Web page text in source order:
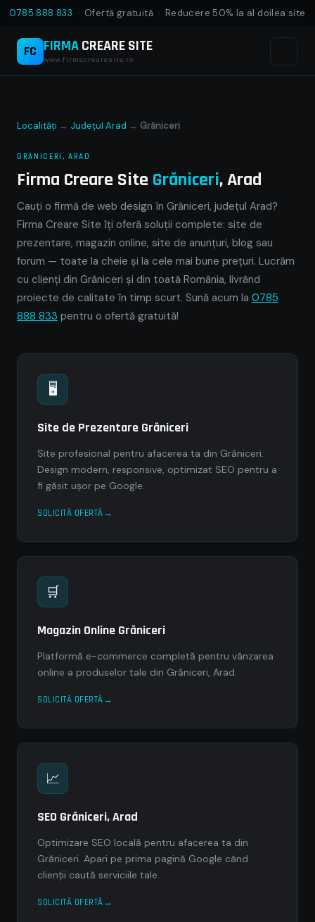
0785 888 833 · Ofertă gratuită · Reducere 50% la al doilea site
FC FIRMACREARE SITE
www.firmacrearesite.ro
Localități → Județul Arad → Grăniceri
GRĂNICERI, ARAD
Firma Creare Site Grăniceri, Arad
Cauți o firmă de web design în Grăniceri, județul Arad?
Firma Creare Site îți oferă soluții complete: site de
prezentare, magazin online, site de anunțuri, blog sau
forum — toate la cheie și la cele mai bune prețuri. Lucrăm
cu clienți din Grăniceri și din toată România, livrând
proiecte de calitate în timp scurt. Sună acum la 0785
888 833 pentru o ofertă gratuită!
🖥
Site de Prezentare Grăniceri
Site profesional pentru afacerea ta din Grăniceri.
Design modern, responsive, optimizat SEO pentru a
fi găsit ușor pe Google.
SOLICITĂ OFERTĂ
🛒
Magazin Online Grăniceri
Platformă e-commerce completă pentru vânzarea
online a produselor tale din Grăniceri, Arad.
SOLICITĂ OFERTĂ
📈
SEO Grăniceri, Arad
Optimizare SEO locală pentru afacerea ta din
Grăniceri. Apari pe prima pagină Google când
clienții caută serviciile tale.
SOLICITĂ OFERTĂ